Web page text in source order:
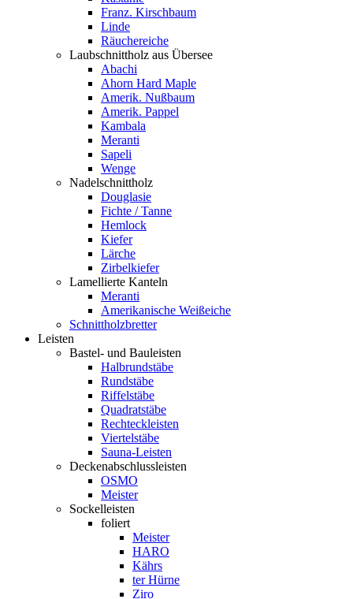
Franz. Kirschbaum
Linde
Räuchereiche
Laubschnittholz aus Übersee
Abachi
Ahorn Hard Maple
Amerik. Nußbaum
Amerik. Pappel
Kambala
Meranti
Sapeli
Wenge
Nadelschnittholz
Douglasie
Fichte / Tanne
Hemlock
Kiefer
Lärche
Zirbelkiefer
Lamellierte Kanteln
Meranti
Amerikanische Weißeiche
Schnittholzbretter
Leisten
Bastel- und Bauleisten
Halbrundstäbe
Rundstäbe
Riffelstäbe
Quadratstäbe
Rechteckleisten
Viertelstäbe
Sauna-Leisten
Deckenabschlussleisten
OSMO
Meister
Sockelleisten
foliert
Meister
HARO
Kährs
ter Hürne
Ziro